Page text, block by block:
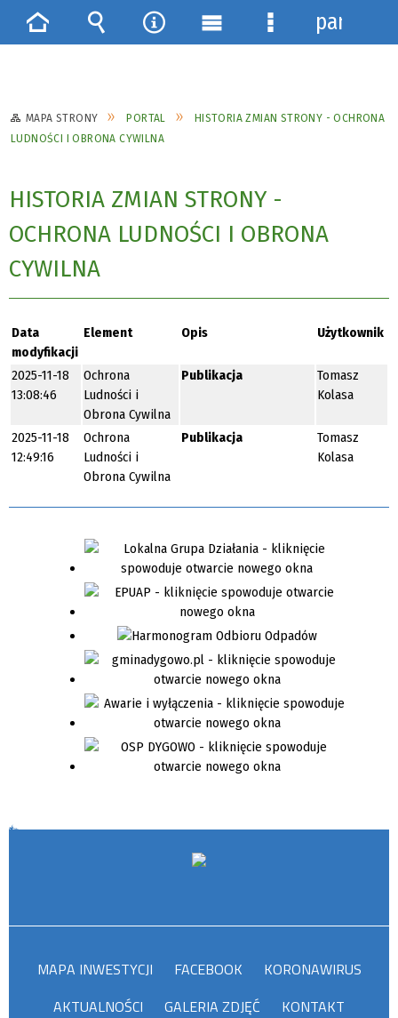
MAPA STRONY PORTAL
HISTORIA ZMIAN STRONY - OCHRONA
LUDNOŚCI I OBRONA CYWILNA
HISTORIA ZMIAN STRONY -
OCHRONA LUDNOŚCI I OBRONA
CYWILNA
Data
modyfikacji
Element Opis Użytkownik
2025-11-18
13:08:46
Ochrona
Ludności i
Obrona Cywilna
Publikacja
Tomasz
Kolasa
2025-11-18
12:49:16
Ochrona
Ludności i
Obrona Cywilna
Publikacja
Tomasz
Kolasa
MAPA INWESTYCJI FACEBOOK
KORONAWIRUS
AKTUALNOŚCI
GALERIA ZDJĘĆ KONTAKT
StronaWyszukiwarka
Narzędzia
Menu Menu
panel